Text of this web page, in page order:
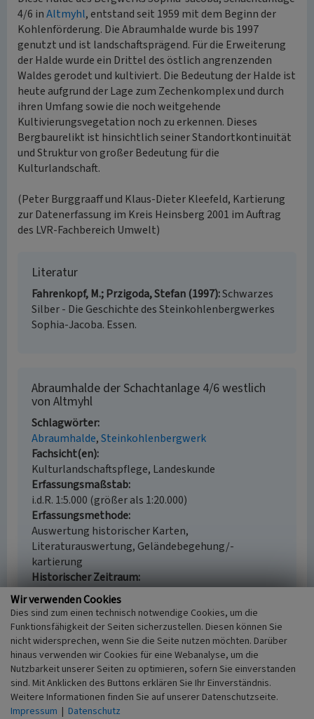
4/6 inAltmyhl, entstand seit 1959 mit dem Beginn der
Kohlenförderung. Die Abraumhalde wurde bis 1997
genutzt und ist landschaftsprägend. Für die Erweiterung
der Halde wurde ein Drittel des östlich angrenzenden
Waldes gerodet und kultiviert. Die Bedeutung der Halde ist
heute aufgrund der Lage zum Zechenkomplex und durch
ihren Umfang sowie die noch weitgehende
Kultivierungsvegetation noch zu erkennen. Dieses
Bergbaurelikt ist hinsichtlich seiner Standortkontinuität
und Struktur von großer Bedeutung für die
Kulturlandschaft.
(Peter Burggraaff und Klaus-Dieter Kleefeld, Kartierung
zur Datenerfassung im Kreis Heinsberg 2001 im Auftrag
des LVR-Fachbereich Umwelt)
Literatur
Fahrenkopf, M.; Przigoda, Stefan (1997) Schwarzes
Silber - Die Geschichte des Steinkohlenbergwerkes
Sophia-Jacoba. Essen.
Abraumhalde der Schachtanlage 4/6 westlich
von Altmyhl
Schlagwörter
Abraumhalde Steinkohlenbergwerk
Fachsicht(en)
Kulturlandschaftspflege, Landeskunde
Erfassungsmaßstab
i.d.R. 1:5.000 (größer als 1:20.000)
Erfassungsmethode
Auswertung historischer Karten,
Literaturauswertung, Geländebegehung/-
kartierung
Historischer Zeitraum
Beginn 1959
Empfohlene Zitierweise
Urheberrechtlicher Hinweis
Der hier präsentierte Inhalt ist urheberrechtlich
geschützt. Die angezeigten Medien unterliegen
Wir verwenden Cookies
Dies sind zum einen technisch notwendige Cookies, um die
Funktionsfähigkeit der Seiten sicherzustellen. Diesen können Sie
nicht widersprechen, wenn Sie die Seite nutzen möchten. Darüber
hinaus verwenden wir Cookies für eine Webanalyse, um die
Nutzbarkeit unserer Seiten zu optimieren, sofern Sie einverstanden
sind. Mit Anklicken des Buttons erklären Sie Ihr Einverständnis.
Weitere Informationen finden Sie auf unserer Datenschutzseite.
Impressum | Datenschutz